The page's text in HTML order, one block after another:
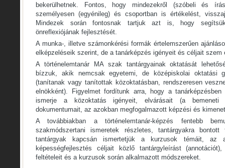
bekerülhetnek. Fontos, hogy mindezekről (szóbeli és
személyesen (egyénileg) és csoportban is értékelést,
Mindezek során fontosnak tartjuk azt is, hogy
önreflexiójának fejlesztését.
A munka-, illetve számonkérési formák értelemszerűen
elképzeléseik szerint, de a tanárképzés igényeit és céljait
A történelemtanár MA szak tantárgyainak oktatását
bízzuk, akik nemcsak egyetemi, de középiskolai oktatási
(tanítanak vagy tanítottak közoktatásban, rendszeresen
elnökként). Figyelmet fordítunk arra, hogy a
ismerje a közoktatás igényeit, elvárásait (a bemeneti
dokumentumait, az azokban megfogalmazott képzési és
A továbbiakban a történelemtanár-képzés fentebb
szakmódszertani ismeretek részletes, tantárgyakra
tantárgyak kapcsán ismertetjük a kurzusok témáit, az
képességfejlesztés céljait közlő tantárgyleírást
feltételeit és a kurzusok során alkalmazott módszereket.